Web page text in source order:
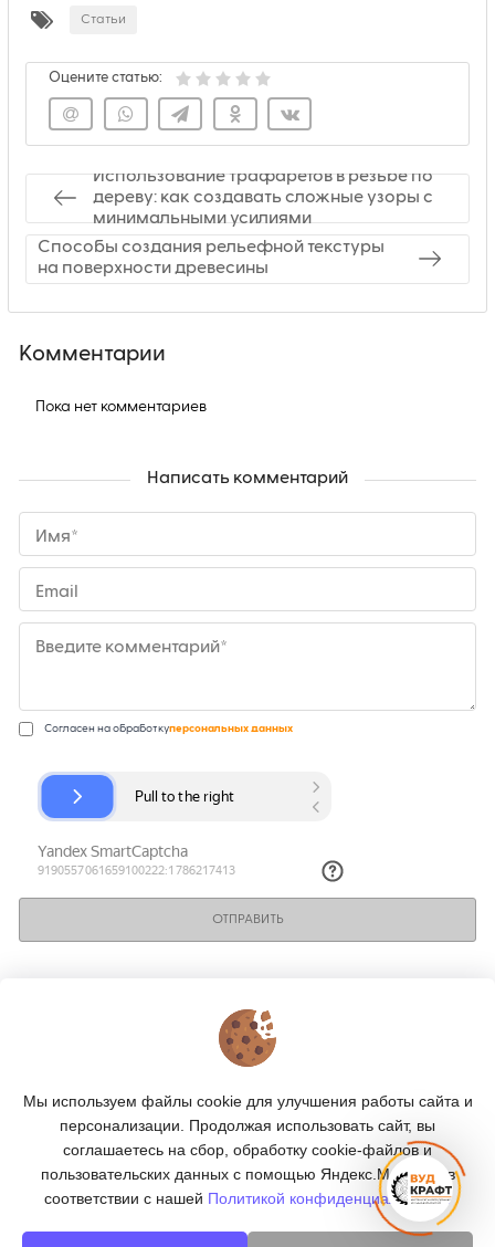
Статьи
Оцените статью:
Использование трафаретов в резьбе по
дереву: как создавать сложные узоры с
минимальными усилиями
Способы создания рельефной текстуры
на поверхности древесины
Комментарии
Пока нет комментариев
Написать комментарий
Имя*
Email
Введите комментарий*
Согласен на обработкуперсональных данных
ОТПРАВИТЬ
КАТАЛОГ
ПОДПИСКА
Мы используем файлы cookie для улучшения работы сайта и
персонализации. Продолжая использовать сайт, вы
соглашаетесь на сбор, обработку cookie-файлов и
пользовательских данных с помощью Яндекс.Метрика, в
соответствии с нашей Политикой конфиденциальности.